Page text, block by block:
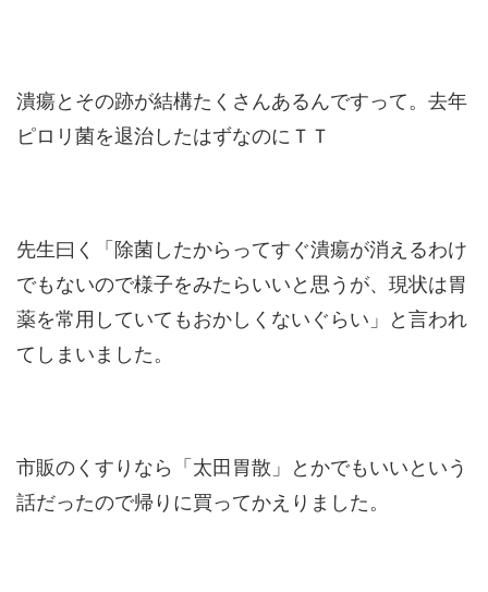
潰瘍とその跡が結構たくさんあるんですって。去年
ピロリ菌を退治したはずなのにＴＴ
先生曰く「除菌したからってすぐ潰瘍が消えるわけ
でもないので様子をみたらいいと思うが、現状は胃
薬を常用していてもおかしくないぐらい」と言われ
てしまいました。
市販のくすりなら「太田胃散」とかでもいいという
話だったので帰りに買ってかえりました。